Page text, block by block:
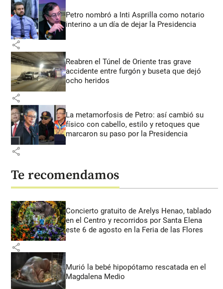
Petro nombró a Inti Asprilla como notario
interino a un día de dejar la Presidencia
share
Reabren el Túnel de Oriente tras grave
accidente entre furgón y buseta que dejó
ocho heridos
share
La metamorfosis de Petro: así cambió su
físico con cabello, estilo y retoques que
marcaron su paso por la Presidencia
share
Te recomendamos
Concierto gratuito de Arelys Henao, tablado
en el Centro y recorridos por Santa Elena
este 6 de agosto en la Feria de las Flores
share
Murió la bebé hipopótamo rescatada en el
Magdalena Medio